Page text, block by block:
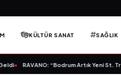
KÜLTÜR SANAT SAĞLIK
• RAVANO: “Bodrum Artık Yeni St.